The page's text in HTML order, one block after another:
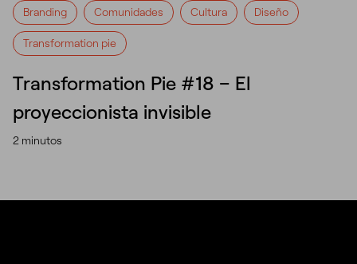
Branding Comunidades Cultura Diseño
Transformation pie
Transformation Pie #18 – El
proyeccionista invisible
2 minutos